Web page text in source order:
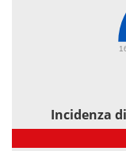
Incidenza